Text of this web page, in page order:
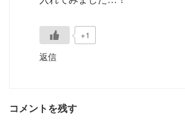
+1
返信
コメントを残す